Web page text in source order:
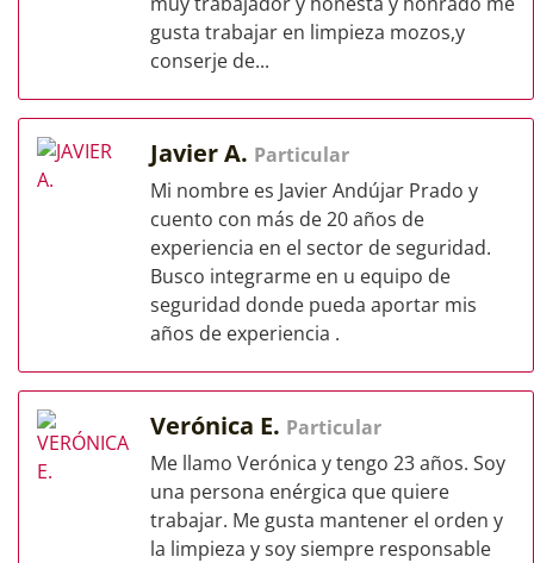
gusta trabajar en limpieza mozos,y
conserje de...
Javier A. Particular
Mi nombre es Javier Andújar Prado y
cuento con más de 20 años de
experiencia en el sector de seguridad.
Busco integrarme en u equipo de
seguridad donde pueda aportar mis
años de experiencia .
Verónica E. Particular
Me llamo Verónica y tengo 23 años. Soy
una persona enérgica que quiere
trabajar. Me gusta mantener el orden y
la limpieza y soy siempre responsable